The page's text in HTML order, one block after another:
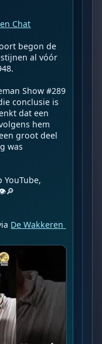
Chat
begon de
al vóór
Show #289
conclusie is
dat een
hem
groot deel
was
De Wakkeren